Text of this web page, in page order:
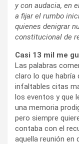
y con audacia, en
a fijar el rumbo
quienes denigrar
constitucional de
Casi 13 mil me
Las palabras
claro lo que habría
infaltables citas
los eventos y que
una memoria
pero siempre
contaba con el
aquella reunión